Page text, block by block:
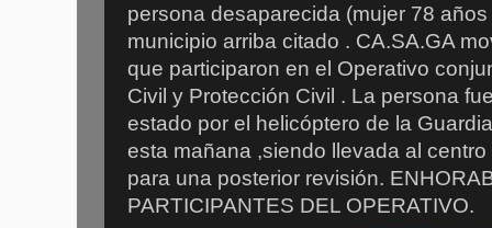
persona desaparecida (mujer 78
municipio arriba citado . CA.SA.GA
que participaron en el Operativo
Civil y Protección Civil . La persona
estado por el helicóptero de la
esta mañana ,siendo llevada al
para una posterior revisión.
PARTICIPANTES DEL OPERATIVO.